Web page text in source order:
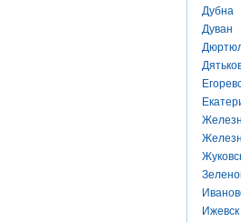
Дубна
Дуван
Ижевск